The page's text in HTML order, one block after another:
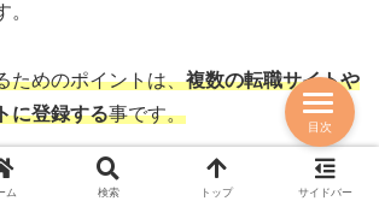
ためのポイントは、複数の転職サイトや
に登録する事です。
ンドオピニオン、サードオピニオンから
ム 検索 トップ サイドバー
目次